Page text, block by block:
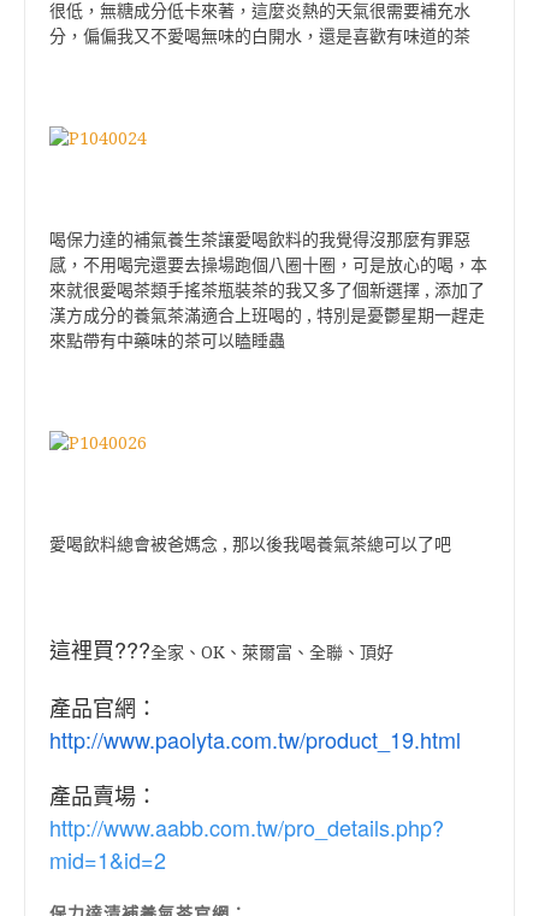
很低，無糖成分低卡來著，這麼炎熱的天氣很需要補充水
分，偏偏我又不愛喝無味的白開水，還是喜歡有味道的茶
喝保力達的補氣養生茶讓愛喝飲料的我覺得沒那麼有罪惡
感，不用喝完還要去操場跑個八圈十圈，可是放心的喝，本
來就很愛喝茶類手搖茶瓶裝茶的我又多了個新選擇 , 添加了
漢方成分的養氣茶滿適合上班喝的 , 特別是憂鬱星期一趕走
來點帶有中藥味的茶可以瞌睡蟲
愛喝飲料總會被爸媽念 , 那以後我喝養氣茶總可以了吧
這裡買???全家、OK、萊爾富、全聯、頂好
產品官網：
http://www.paolyta.com.tw/product_19.html
產品賣場：
http://www.aabb.com.tw/pro_details.php?
mid=1&id=2